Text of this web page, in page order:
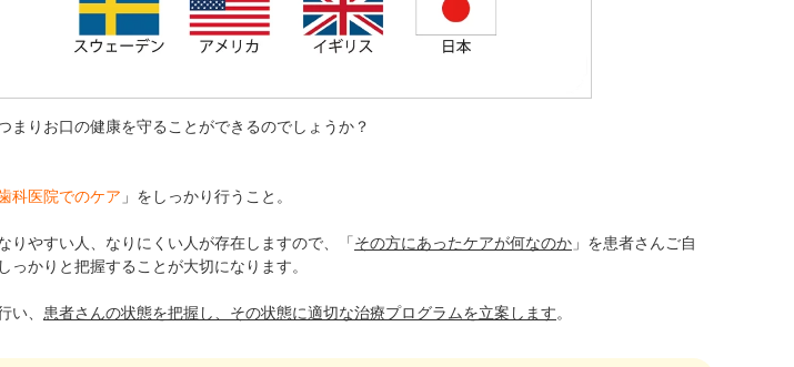
まりお口の健康を守ることができるのでしょうか？
科医院でのケア 」をしっかり行うこと。
りやすい人、なりにくい人が存在しますので、「その方にあったケアが何なのか 」を患者さんご自
っかりと把握することが大切になります。
い、 患者さんの状態を把握し、その状態に適切な治療プログラムを立案します。